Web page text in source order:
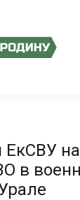
ЕкСВУ
в